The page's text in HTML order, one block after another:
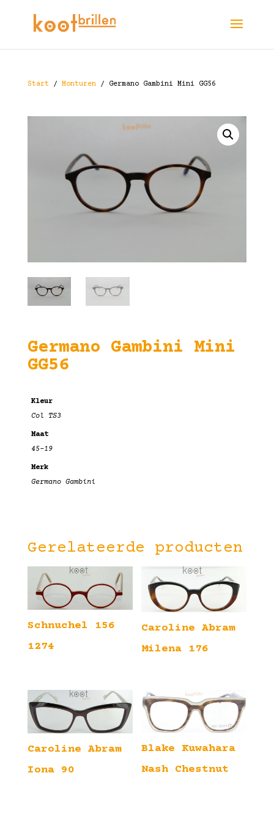
Start/ Monturen/ Germano Gambini Mini GG56
Germano Gambini Mini
GG56
Kleur
Col TS3
Maat
45-19
Merk
Germano Gambini
Gerelateerde producten
Schnuchel 156
1274
Caroline Abram
Milena 176
Caroline Abram
Iona 90
Blake Kuwahara
Nash Chestnut